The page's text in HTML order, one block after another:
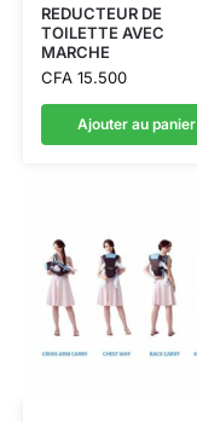
REDUCTEUR DE
TOILETTE AVEC
MARCHE
CFA15.500
Ajouter au panier